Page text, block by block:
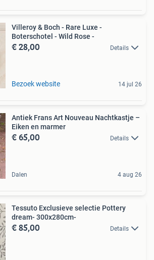
Villeroy & Boch - Rare Luxe -
Boterschotel - Wild Rose -
€ 28,00 Details
Bezoek website 14 jul 26
Antiek Frans Art Nouveau Nachtkastje –
Eiken en marmer
€ 65,00 Details
Dalen 4 aug 26
Tessuto Exclusieve selectie Pottery
dream- 300x280cm-
€ 85,00 Details